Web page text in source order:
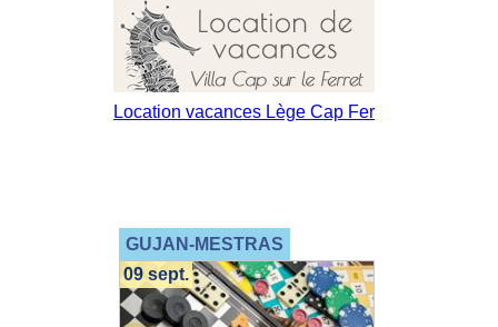
GUJAN-MESTRAS
09 sept.